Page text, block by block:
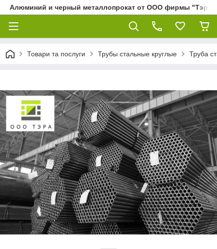
Алюминий и черный металлопрокат от ООО фирмы "Тэра"
Товари та послуги Трубы стальные круглые Труба